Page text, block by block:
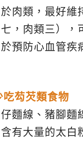
肉類，最好維
，肉類三），
預防心血管疾
芶芡類食物
麵線、豬腳麵
有大量的太白